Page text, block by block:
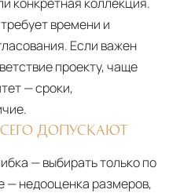
времени и
Если важен
проекту, чаще
— сроки,
ДОПУСКАЮТ
— выбирать только по
— недооценка размеров,